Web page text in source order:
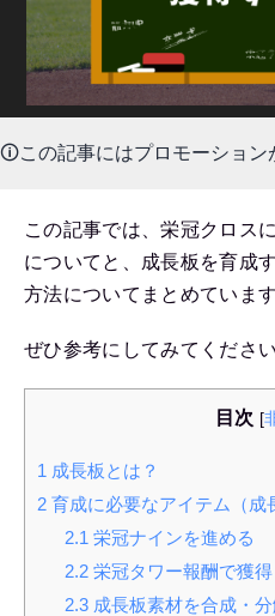
🛈この記事にはプロモーション
この記事では、栄冠クロス
についてと、成長板を育成
方法についてまとめています
ぜひ参考にしてみてください
目次 [
1 成長板とは？
2 育成に必要なアイテム（成
2.1 栄冠ナインを進める
2.2栄冠タワー報酬で獲得
2.3成長板素材を合成・